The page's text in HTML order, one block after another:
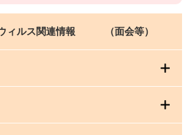
ウィルス関連情報 （面会等）